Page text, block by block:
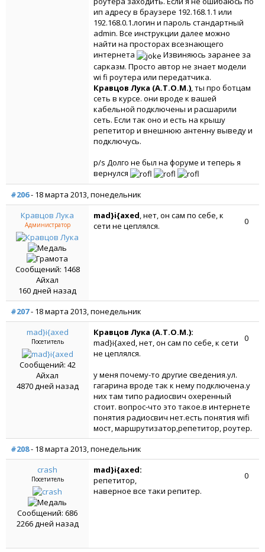
ип адресу в браузере 192.168.1.1 или
192.168.0.1.логин и пароль стандартный
admin. Все инструкции далее можно
найти на просторах всезнающего
интернета
Извиняюсь заранее за
сарказм. Просто автор не знает модели
wi fi роутера или передатчика.
Кравцов Лука (A.T.O.M.) , ты про ботцам
сеть в курсе. они вроде к вашей
кабельной подключены и расшарили
сеть. Если так оно и есть на крышу
репетитор и внешнюю антенну выведу и
подключусь.
p/s Долго не был на форуме и теперь я
вернулся
#206- 18 марта 2013, понедельник
Кравцов Лука
Администратор
Сообщений: 1468
Айхал
160 дней назад
0
mad}i{axed, нет, он сам по себе, к
сети не цеплялся.
#207- 18 марта 2013, понедельник
mad}i{axed
Посетитель
Сообщений: 42
Айхал
4870 дней назад
0
Кравцов Лука (A.T.O.M.):
mad}i{axed, нет, он сам по себе, к сети
не цеплялся.
у меня почему-то другие сведения.ул.
гагарина вроде так к нему подключена.у
них там типо радиосвич охеренный
стоит. вопрос-что это такое.в интернете
понятия радиосвич нет.есть понятия wifi
мост, маршрутизатор,репетитор, роутер.
#208- 18 марта 2013, понедельник
crash
Посетитель
Сообщений: 686
2266 дней назад
0
mad}i{axed:
репетитор,
наверное все таки репитер.